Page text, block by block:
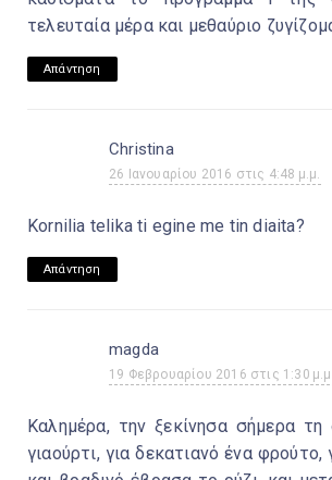
τελευταία μέρα και μεθαύριο
Απάντηση
Christina
26 Ιανουαρίου 2016 στις 4:48 μ.μ.
Kornilia telika ti egine me tin diaita?
Απάντηση
magda
19 Φεβρουαρίου 2016 στις 1:30
Καλημέρα, την ξεκίνησα σήμερα τη
γιαούρτι, για δεκατιανό ένα φρούτο,